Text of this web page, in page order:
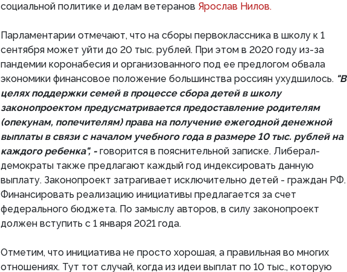
социальной политике и делам ветеранов Ярослав Нилов.
Парламентарии отмечают, что на сборы первоклассника в школу к 1
сентября может уйти до 20 тыс. рублей. При этом в 2020 году из-за
пандемии коронабесия и организованного под ее предлогом обвала
экономики финансовое положение большинства россиян ухудшилось. "В
целях поддержки семей в процессе сбора детей в школу
законопроектом предусматривается предоставление родителям
(опекунам, попечителям) права на получение ежегодной денежной
выплаты в связи с началом учебного года в размере 10 тыс. рублей на
каждого ребенка", - говорится в пояснительной записке. Либерал-
демократы также предлагают каждый год индексировать данную
выплату. Законопроект затрагивает исключительно детей - граждан РФ.
Финансировать реализацию инициативы предлагается за счет
федерального бюджета. По замыслу авторов, в силу законопроект
должен вступить с 1 января 2021 года.
Отметим, что инициатива не просто хорошая, а правильная во многих
отношениях. Тут тот случай, когда из идеи выплат по 10 тыс., которую